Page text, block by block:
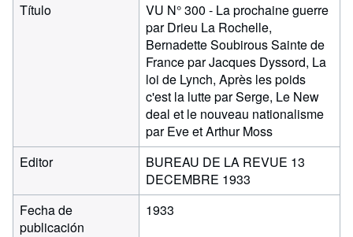
Título
VU N° 300 - La prochaine guerre
par Drieu La Rochelle,
Bernadette Soubirous Sainte de
France par Jacques Dyssord, La
loi de Lynch, Après les poids
c'est la lutte par Serge, Le New
deal et le nouveau nationalisme
par Eve et Arthur Moss
Editor
BUREAU DE LA REVUE 13
DECEMBRE 1933
Fecha de
publicación
1933